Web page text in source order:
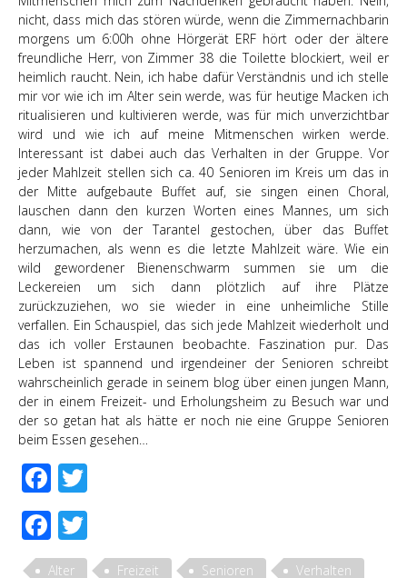
nicht, dass mich das stören würde, wenn die Zimmernachbarin
morgens um 6:00h ohne Hörgerät ERF hört oder der ältere
freundliche Herr, von Zimmer 38 die Toilette blockiert, weil er
heimlich raucht. Nein, ich habe dafür Verständnis und ich stelle
mir vor wie ich im Alter sein werde, was für heutige Macken ich
ritualisieren und kultivieren werde, was für mich unverzichtbar
wird und wie ich auf meine Mitmenschen wirken werde.
Interessant ist dabei auch das Verhalten in der Gruppe. Vor
jeder Mahlzeit stellen sich ca. 40 Senioren im Kreis um das in
der Mitte aufgebaute Buffet auf, sie singen einen Choral,
lauschen dann den kurzen Worten eines Mannes, um sich
dann, wie von der Tarantel gestochen, über das Buffet
herzumachen, als wenn es die letzte Mahlzeit wäre. Wie ein
wild gewordener Bienenschwarm summen sie um die
Leckereien um sich dann plötzlich auf ihre Plätze
zurückzuziehen, wo sie wieder in eine unheimliche Stille
verfallen. Ein Schauspiel, das sich jede Mahlzeit wiederholt und
das ich voller Erstaunen beobachte. Faszination pur. Das
Leben ist spannend und irgendeiner der Senioren schreibt
wahrscheinlich gerade in seinem blog über einen jungen Mann,
der in einem Freizeit- und Erholungsheim zu Besuch war und
der so getan hat als hätte er noch nie eine Gruppe Senioren
beim Essen gesehen…
Facebook
Facebook
Alter Freizeit Senioren Verhalten